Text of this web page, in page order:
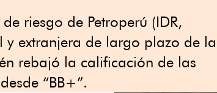
riesgo de Petroperú (IDR,
extranjera de largo plazo de la
rebajó la calificación de las
“BB+”.